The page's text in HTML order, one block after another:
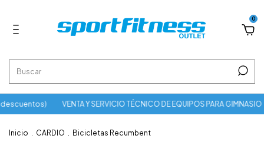
0
descuentos) VENTA Y SERVICIO TÉCNICO DE EQUIPOS PARA GIMNASIO
Inicio CARDIO Bicicletas Recumbent